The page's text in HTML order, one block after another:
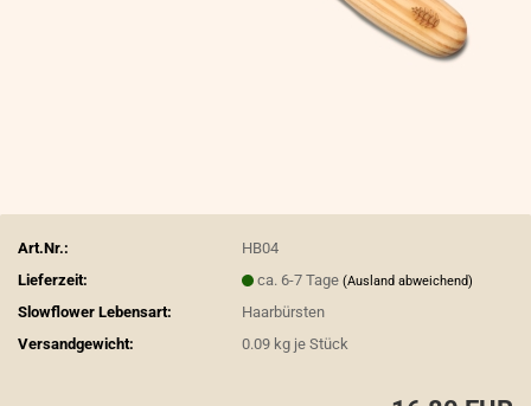
Art.Nr.:
HB04
Lieferzeit:
ca. 6-7 Tage(Ausland abweichend)
Slowflower Lebensart:
Haarbürsten
Versandgewicht:
0.09 kg je Stück